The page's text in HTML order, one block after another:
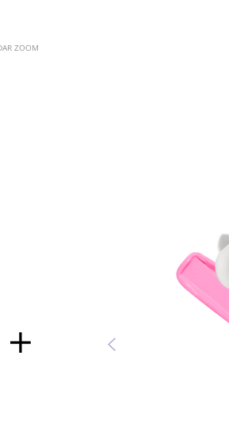
ZOOM